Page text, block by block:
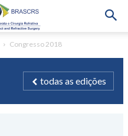
Congresso 2018
todas as edições